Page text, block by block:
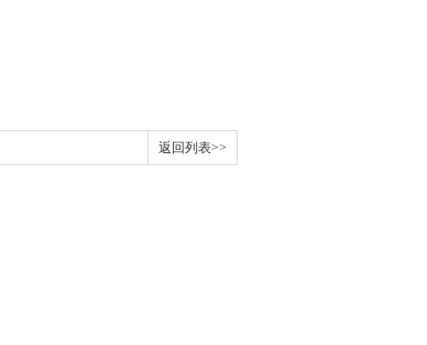
返回列表>>